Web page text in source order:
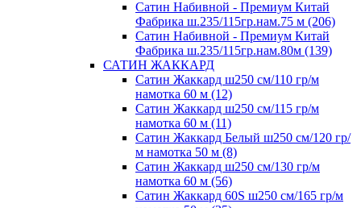
Сатин Набивной - Премиум Китай
Фабрика ш.235/115гр.нам.75 м (206)
Сатин Набивной - Премиум Китай
Фабрика ш.235/115гр.нам.80м (139)
САТИН ЖАККАРД
Сатин Жаккард ш250 см/110 гр/м
намотка 60 м (12)
Сатин Жаккард ш250 см/115 гр/м
намотка 60 м (11)
Сатин Жаккард Белый ш250 см/120 гр/
м намотка 50 м (8)
Сатин Жаккард ш250 см/130 гр/м
намотка 60 м (56)
Сатин Жаккард 60S ш250 см/165 гр/м